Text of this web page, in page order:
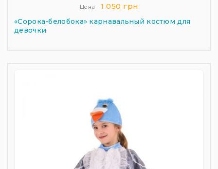
Цена 1 050 грн
«Сорока-белобока» карнавальный костюм для
девочки